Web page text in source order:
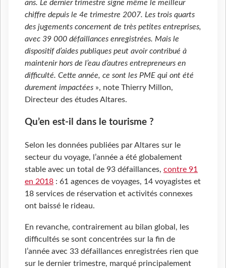
ans. Le dernier trimestre signe même le meilleur
chiffre depuis le 4e trimestre 2007. Les trois quarts
des jugements concernent de très petites entreprises,
avec 39 000 défaillances enregistrées. Mais le
dispositif d’aides publiques peut avoir contribué à
maintenir hors de l’eau d’autres entrepreneurs en
difficulté. Cette année, ce sont les PME qui ont été
durement impactées », note Thierry Millon,
Directeur des études Altares.
Qu’en est-il dans le tourisme ?
Selon les données publiées par Altares sur le
secteur du voyage, l’année a été globalement
stable avec un total de 93 défaillances, contre 91
en 2018 : 61 agences de voyages, 14 voyagistes et
18 services de réservation et activités connexes
ont baissé le rideau.
En revanche, contrairement au bilan global, les
difficultés se sont concentrées sur la fin de
l’année avec 33 défaillances enregistrées rien que
sur le dernier trimestre, marqué principalement